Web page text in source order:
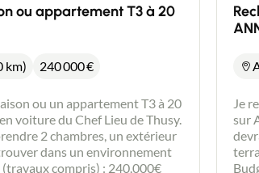
ou appartement T3 à 20
km) 240 000€
ou un appartement T3 à 20
voiture du Chef Lieu de Thusy.
2 chambres, un extérieur
dans un environnement
(travaux compris) : 240.000€
Je
sur